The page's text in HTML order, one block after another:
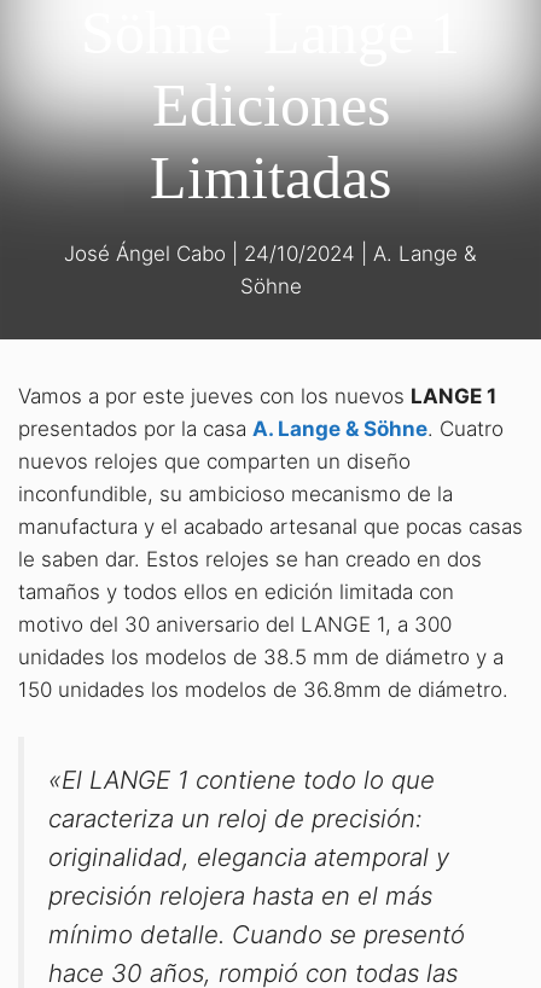
Ediciones
Limitadas
José Ángel Cabo 24/10/2024
A. Lange &
Söhne
Vamos a por este jueves con los nuevos LANGE 1
presentados por la casa A. Lange & Söhne. Cuatro
nuevos relojes que comparten un diseño
inconfundible, su ambicioso mecanismo de la
manufactura y el acabado artesanal que pocas casas
le saben dar. Estos relojes se han creado en dos
tamaños y todos ellos en edición limitada con
motivo del 30 aniversario del LANGE 1, a 300
unidades los modelos de 38.5 mm de diámetro y a
150 unidades los modelos de 36.8mm de diámetro.
«El LANGE 1 contiene todo lo que
caracteriza un reloj de precisión:
originalidad, elegancia atemporal y
precisión relojera hasta en el más
mínimo detalle. Cuando se presentó
hace 30 años, rompió con todas las